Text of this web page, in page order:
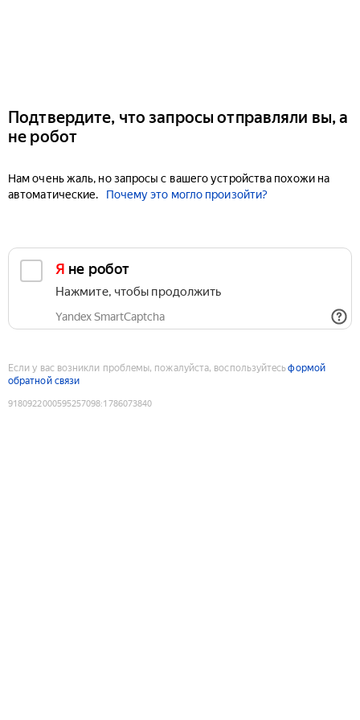
Подтвердите, что запросы отправляли вы, а
не робот
Нам очень жаль, но запросы с вашего устройства похожи на
автоматические.
Почему это могло произойти?
Я не робот
Нажмите, чтобы продолжить
Yandex SmartCaptcha
Если у вас возникли проблемы, пожалуйста, воспользуйтесьформой
обратной связи
9180922000595257098:1786073840